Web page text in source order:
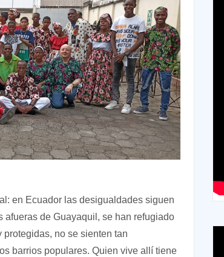
en Ecuador las desigualdades siguen
de Guayaquil, se han refugiado
protegidas, no se sienten tan
barrios populares. Quien vive allí tiene